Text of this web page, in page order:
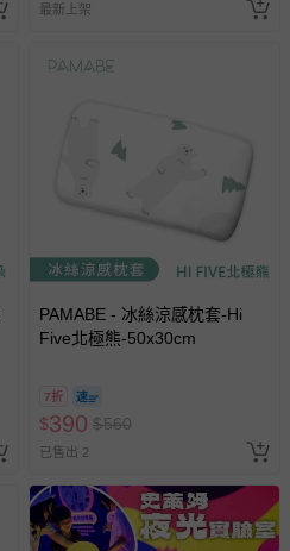
最新上架
PAMABE - 冰絲涼感枕套-Hi
Five北極熊-50x30cm
7折
$390 $560
已售出 2